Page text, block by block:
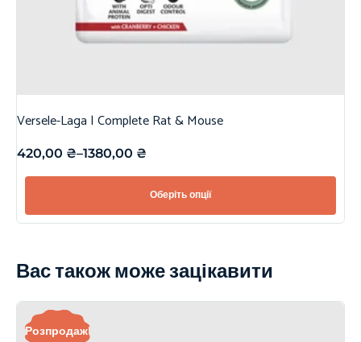
Versele-Laga | Complete Rat & Mouse
420,00 ₴–1380,00 ₴
Оберіть опції
Вас також може зацікавити
Розпродаж!